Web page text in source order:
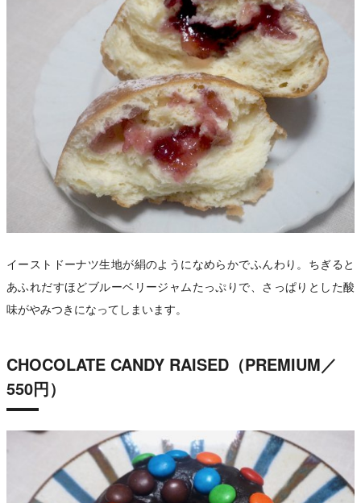
イーストドーナツ生地が絹のようになめらかでふんわり。ちぎると
あふれだすほどブルーベリージャムたっぷりで、さっぱりとした酸
味がやみつきになってしまいます。
CHOCOLATE CANDY RAISED（PREMIUM／
550円）